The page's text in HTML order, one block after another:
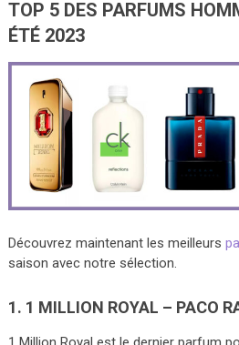
TOP 5 DES PARFUMS
ÉTÉ 2023
Découvrez maintenant les meilleurs
saison avec notre sélection.
1. 1 MILLION ROYAL – PACO